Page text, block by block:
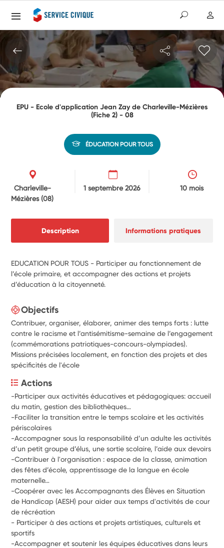
EPU - Ecole d'application Jean Zay de Charleville-Mézières
(Fiche 2) - 08
ÉDUCATION POUR TOUS
Charleville-
Mézières(08)
1 septembre 2026 10 mois
Description Informations pratiques
EDUCATION POUR TOUS - Participer au fonctionnement de
l’école primaire, et accompagner des actions et projets
d’éducation à la citoyenneté.
Objectifs
Contribuer, organiser, élaborer, animer des temps forts : lutte
contre le racisme et l’antisémitisme-semaine de l’engagement
(commémorations patriotiques-concours-olympiades).
Missions précisées localement, en fonction des projets et des
spécificités de l'école
Actions
-Participer aux activités éducatives et pédagogiques: accueil
du matin, gestion des bibliothèques…
-Faciliter la transition entre le temps scolaire et les activités
périscolaires
-Accompagner sous la responsabilité d’un adulte les activités
d’un petit groupe d’élus, une sortie scolaire, l’aide aux devoirs
-Contribuer à l'organisation : espace de la classe, animation
des fêtes d’école, apprentissage de la langue en école
maternelle…
-Coopérer avec les Accompagnants des Élèves en Situation
de Handicap (AESH) pour aider aux temps d'activités de cour
de récréation
- Participer à des actions et projets artistiques, culturels et
sportifs
-Accompagner et soutenir les équipes éducatives dans leurs